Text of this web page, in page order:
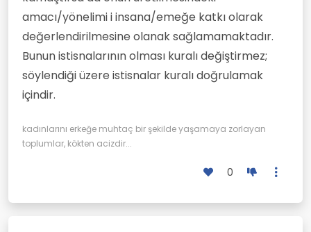
amacı/yönelimi i insana/emeğe katkı olarak
değerlendirilmesine olanak sağlamamaktadır.
Bunun istisnalarının olması kuralı değiştirmez;
söylendiği üzere istisnalar kuralı doğrulamak
içindir.
kadınlarını erkeğe muhtaç bir şekilde yaşamaya zorlayan
toplumlar, kökten acizdir...
0